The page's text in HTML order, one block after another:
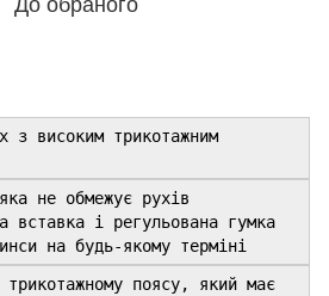
з високим трикотажним
не обмежує рухів
вставка і регульована гумка
на будь-якому терміні
поясу, який має